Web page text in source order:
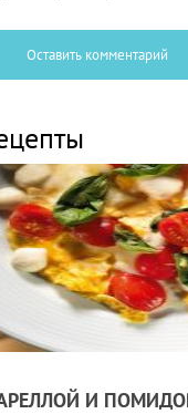
Оставить комментарий
И